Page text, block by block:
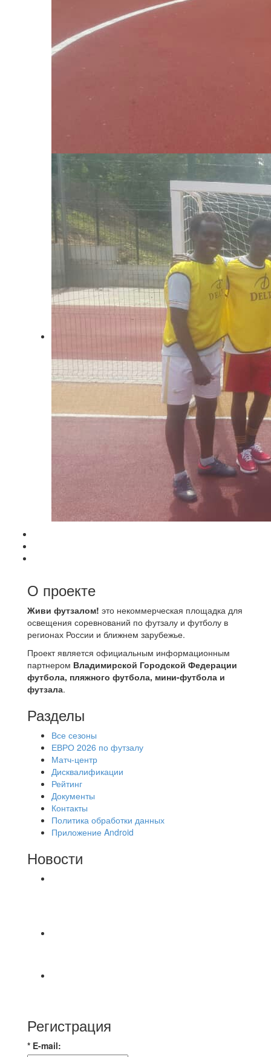
О проекте
Живи футзалом! это некоммерческая площадка для
освещения соревнований по футзалу и футболу в
регионах России и ближнем зарубежье.
Проект является официальным информационным
партнером Владимирской Городской Федерации
футбола, пляжного футбола, мини-футбола и
футзала.
Разделы
Все сезоны
ЕВРО 2026 по футзалу
Матч-центр
Дисквалификации
Рейтинг
Документы
Контакты
Политика обработки данных
Приложение Android
Новости
Регистрация
* E-mail: